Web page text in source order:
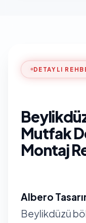
DETAYLI
Mutfak
Montaj
Albero
Beylikdüzü